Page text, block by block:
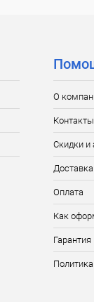
О
Контакты
Скидки и
Доставка
Оплата
Как
Гарантия